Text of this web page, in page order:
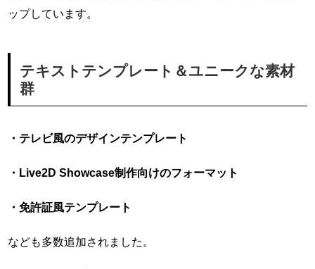
ップしています。
テキストテンプレート＆ユニークな素材
群
・テレビ風のデザインテンプレート
・Live2D Showcase制作向けのフォーマット
・免許証風テンプレート
なども多数追加されました。